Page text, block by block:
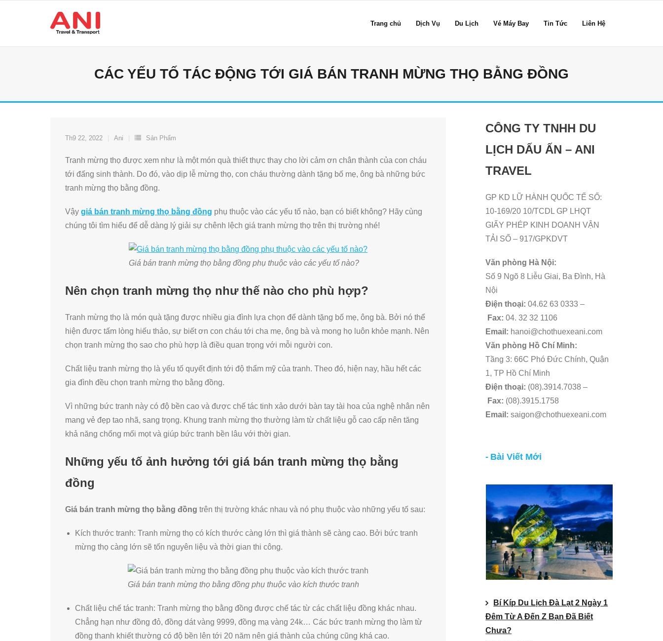
Trang chủ Dịch Vụ Du Lịch Vé Máy Bay Tin Tức Liên Hệ
CÁC YẾU TỐ TÁC ĐỘNG TỚI GIÁ BÁN TRANH MỪNG THỌ BẰNG ĐỒNG
Th9 22, 2022 Ani Sản Phẩm
Tranh mừng thọ được xem như là một món quà thiết thực thay cho lời cảm ơn chân thành của con cháu
tới đấng sinh thành. Do đó, vào dịp lễ mừng thọ, con cháu thường dành tặng bố mẹ, ông bà những bức
tranh mừng thọ bằng đồng.
Vậy giá bán tranh mừng thọ bằng đồng phụ thuộc vào các yếu tố nào, bạn có biết không? Hãy cùng
chúng tôi tìm hiểu để dễ dàng lý giải sự chênh lệch giá tranh mừng thọ trên thị trường nhé!
Giá bán tranh mừng thọ bằng đồng phụ thuộc vào các yếu tố nào?
Nên chọn tranh mừng thọ như thế nào cho phù hợp?
Tranh mừng thọ là món quà tặng được nhiều gia đình lựa chọn để dành tặng bố mẹ, ông bà. Bởi nó thể
hiện được tấm lòng hiếu thảo, sự biết ơn con cháu tới cha mẹ, ông bà và mong họ luôn khỏe mạnh. Nên
chọn tranh mừng thọ sao cho phù hợp là điều quan trọng với mỗi người con.
Chất liệu tranh mừng thọ là yếu tố quyết định tới độ thẩm mỹ của tranh. Theo đó, hiện nay, hầu hết các
gia đình đều chọn tranh mừng thọ bằng đồng.
Vì những bức tranh này có độ bền cao và được chế tác tinh xảo dưới bàn tay tài hoa của nghệ nhân nên
mang vẻ đẹp tao nhã, sang trọng. Khung tranh mừng thọ thường làm từ chất liệu gỗ cao cấp nên tăng
khả năng chống mối mọt và giúp bức tranh bền lâu với thời gian.
Những yếu tố ảnh hưởng tới giá bán tranh mừng thọ bằng
đồng
Giá bán tranh mừng thọ bằng đồng trên thị trường khác nhau và nó phụ thuộc vào những yếu tố sau:
Kích thước tranh: Tranh mừng thọ có kích thước càng lớn thì giá thành sẽ càng cao. Bởi bức tranh
mừng thọ càng lớn sẽ tốn nguyên liệu và thời gian thi công.
Giá bán tranh mừng thọ bằng đồng phụ thuộc vào kích thước tranh
Chất liệu chế tác tranh: Tranh mừng thọ bằng đồng được chế tác từ các chất liệu đồng khác nhau.
Chẳng hạn như đồng đỏ, đồng dát vàng 9999, đồng mạ vàng 24k… Các bức tranh mừng thọ làm từ
đồng thanh khiết thường có độ bền lên tới 20 năm nên giá thành của chúng cũng khá cao.
CÔNG TY TNHH DU
LỊCH DẤU ẤN – ANI
TRAVEL
GP KD LỮ HÀNH QUỐC TẾ SỐ:
10-169/20 10/TCDL GP LHQT
GIẤY PHÉP KINH DOANH VẬN
TẢI SỐ – 917/GPKDVT
Văn phòng Hà Nội:
Số 9 Ngõ 8 Liễu Giai, Ba Đình, Hà
Nội
Điện thoại: 04.62 63 0333 –
Fax: 04. 32 32 1106
Email: hanoi@chothuexeani.com
Văn phòng Hồ Chí Minh:
Tầng 3: 66C Phó Đức Chính, Quận
1, TP Hồ Chí Minh
Điện thoại: (08).3914.7038 –
Fax: (08).3915.1758
Email: saigon@chothuexeani.com
Bài Viết Mới
Bí Kíp Du Lịch Đà Lạt 2 Ngày 1
Đêm Từ A Đến Z Bạn Đã Biết
Chưa?